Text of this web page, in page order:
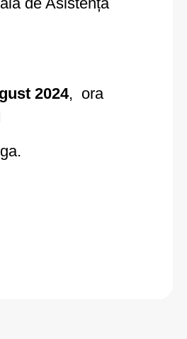
2024, ora